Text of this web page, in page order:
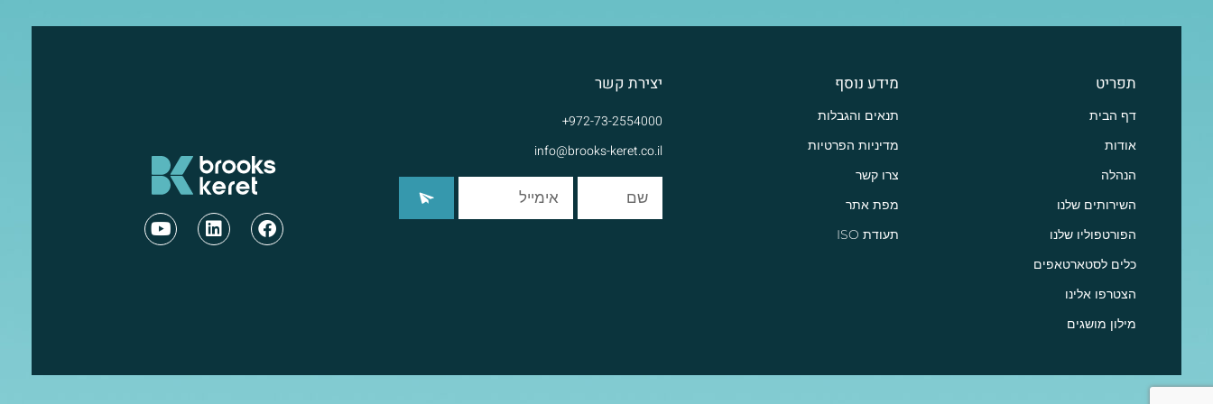
תפריט
דף הבית
אודות
הנהלה
השירותים שלנו
הפורטפוליו שלנו
כלים לסטארטאפים
הצטרפו אלינו
מילון מושגים
מידע נוסף
תנאים והגבלות
מדיניות הפרטיות
צרו קשר
מפת אתר
תעודת ISO
יצירת קשר
972-73-2554000+
info@brooks-keret.co.il